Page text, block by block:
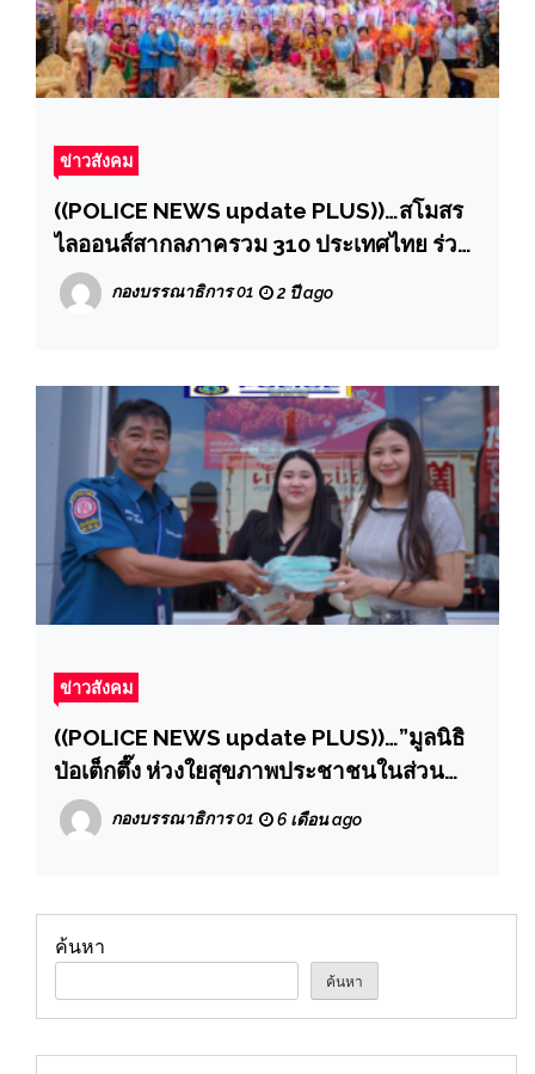
ข่าวสังคม
((POLICE NEWS update PLUS))…สโมสร
ไลออนส์สากลภาครวม 310 ประเทศไทย ร่วม
กับเมืองพัทยา แถลงข่าวเตรียมความพร้อม
การจัดประชุม ORIENT & SOUTHEAST
กองบรรณาธิการ 01 2 ปี ago
ข่าวสังคม
((POLICE NEWS update PLUS))…”มูลนิธิ
ป่อเต็กตึ๊ง ห่วงใยสุขภาพประชาชนในส่วน
ภูมิภาค ลงพื้นที่ 3 จังหวัดภาคอีสาน แจกจ่าย
หน้ากากอนามัยแก่ประชาชน ฝ่าวิกฤต
กองบรรณาธิการ 01 6 เดือน ago
ค้นหา
ค้นหา